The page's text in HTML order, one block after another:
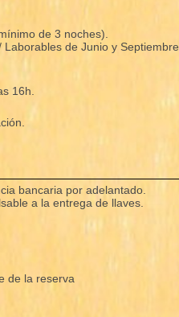
de 3 noches).
de Junio y Septiembre
16h.
bancaria por adelantado.
a la entrega de llaves.
de la reserva